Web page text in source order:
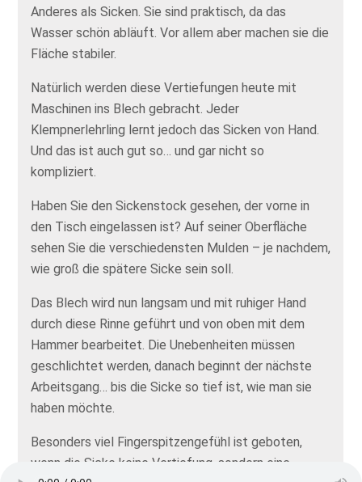
Anderes als Sicken. Sie sind praktisch, da das
Wasser schön abläuft. Vor allem aber machen sie die
Fläche stabiler.
Natürlich werden diese Vertiefungen heute mit
Maschinen ins Blech gebracht. Jeder
Klempnerlehrling lernt jedoch das Sicken von Hand.
Und das ist auch gut so… und gar nicht so
kompliziert.
Haben Sie den Sickenstock gesehen, der vorne in
den Tisch eingelassen ist? Auf seiner Oberfläche
sehen Sie die verschiedensten Mulden – je nachdem,
wie groß die spätere Sicke sein soll.
Das Blech wird nun langsam und mit ruhiger Hand
durch diese Rinne geführt und von oben mit dem
Hammer bearbeitet. Die Unebenheiten müssen
geschlichtet werden, danach beginnt der nächste
Arbeitsgang… bis die Sicke so tief ist, wie man sie
haben möchte.
Besonders viel Fingerspitzengefühl ist geboten,
wenn die Sicke keine Vertiefung, sondern eine